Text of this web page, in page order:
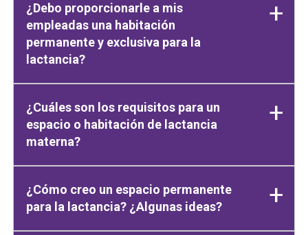
¿Debo proporcionarle a mis
empleadas una habitación
permanente y exclusiva para la
lactancia?
¿Cuáles son los requisitos para un
espacio o habitación de lactancia
materna?
¿Cómo creo un espacio permanente
para la lactancia? ¿Algunas ideas?